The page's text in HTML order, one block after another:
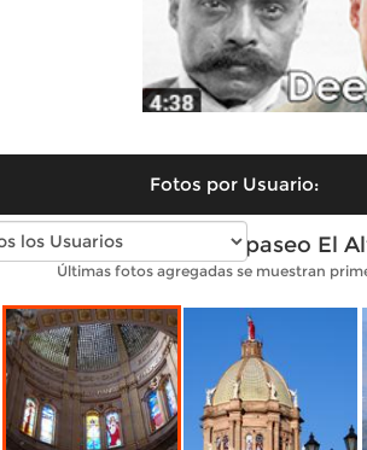
Fotos por Usuario:
Fotos modernas de Apaseo El
Últimas fotos agregadas se muestran